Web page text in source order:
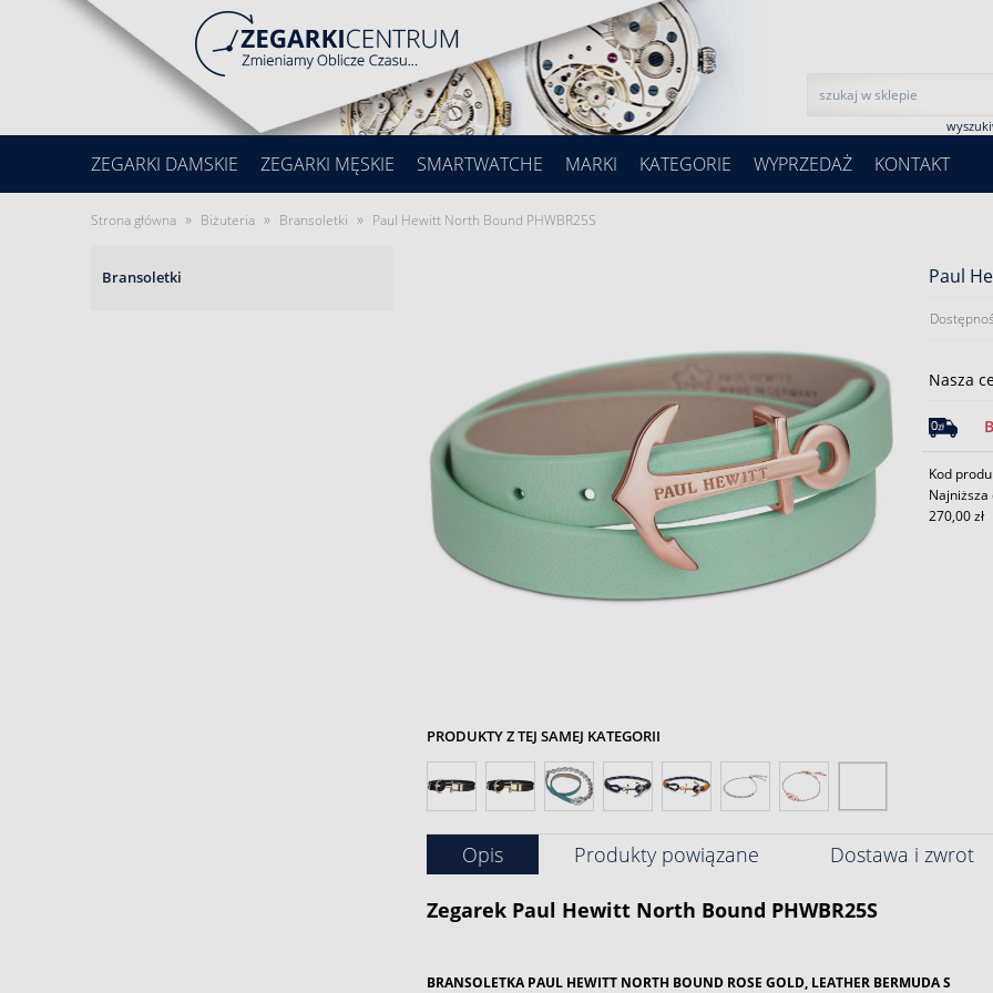
ZEGARKI DAMSKIE ZEGARKI MĘSKIE SMARTWATCHE MARKI KATEGORIE WYPRZEDAŻ KONTAKT
Strona główna » Biżuteria » Bransoletki » Paul Hewitt North Bound PHWBR25S
Bransoletki
PRODUKTY Z TEJ SAMEJ KATEGORII
Paul
Nasza
Kod
Najniższa
270,00 zł
Opis Produkty powiązane Dostawa i zwrot
Zegarek Paul HewittNorth Bound PHWBR25S
BRANSOLETKA PAUL HEWITT NORTH BOUND ROSE GOLD, LEATHER BERMUDA S